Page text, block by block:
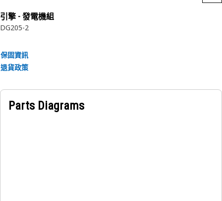
引擎 - 發電機組
DG205-2
保固資訊
退貨政策
Parts Diagrams